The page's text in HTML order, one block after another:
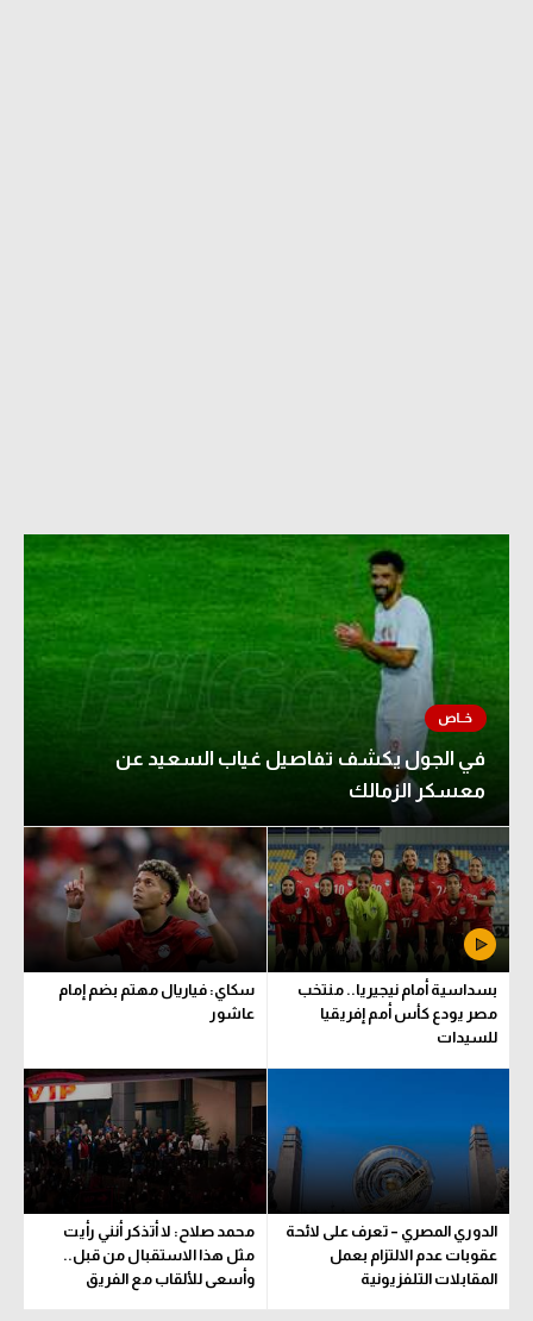
في الجول يكشف تفاصيل غياب السعيد عن
معسكر الزمالك
بسداسية أمام نيجيريا.. منتخب
مصر يودع كأس أمم إفريقيا
للسيدات
سكاي: فياريال مهتم بضم إمام
عاشور
الدوري المصري – تعرف على لائحة
عقوبات عدم الالتزام بعمل
المقابلات التلفزيونية
محمد صلاح: لا أتذكر أنني رأيت
مثل هذا الاستقبال من قبل..
وأسعى للألقاب مع الفريق